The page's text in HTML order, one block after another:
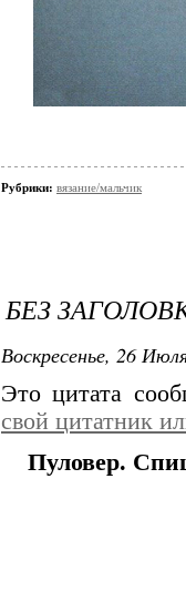
Рубрики: вязание/мальчик
БЕЗ
Воскресенье, 26
Это цитата
свой цитатник
Пуловер.